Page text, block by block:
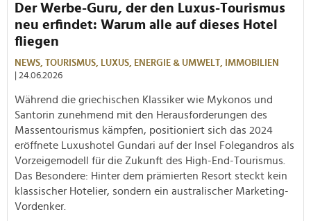
Der Werbe-Guru, der den Luxus-Tourismus
neu erfindet: Warum alle auf dieses Hotel
fliegen
NEWS, TOURISMUS, LUXUS, ENERGIE & UMWELT,
IMMOBILIEN
| 24.06.2026
Während die griechischen Klassiker wie Mykonos und
Santorin zunehmend mit den Herausforderungen des
Massentourismus kämpfen, positioniert sich das 2024
eröffnete Luxushotel Gundari auf der Insel Folegandros als
Vorzeigemodell für die Zukunft des High-End-Tourismus.
Das Besondere: Hinter dem prämierten Resort steckt kein
klassischer Hotelier, sondern ein australischer Marketing-
Vordenker.